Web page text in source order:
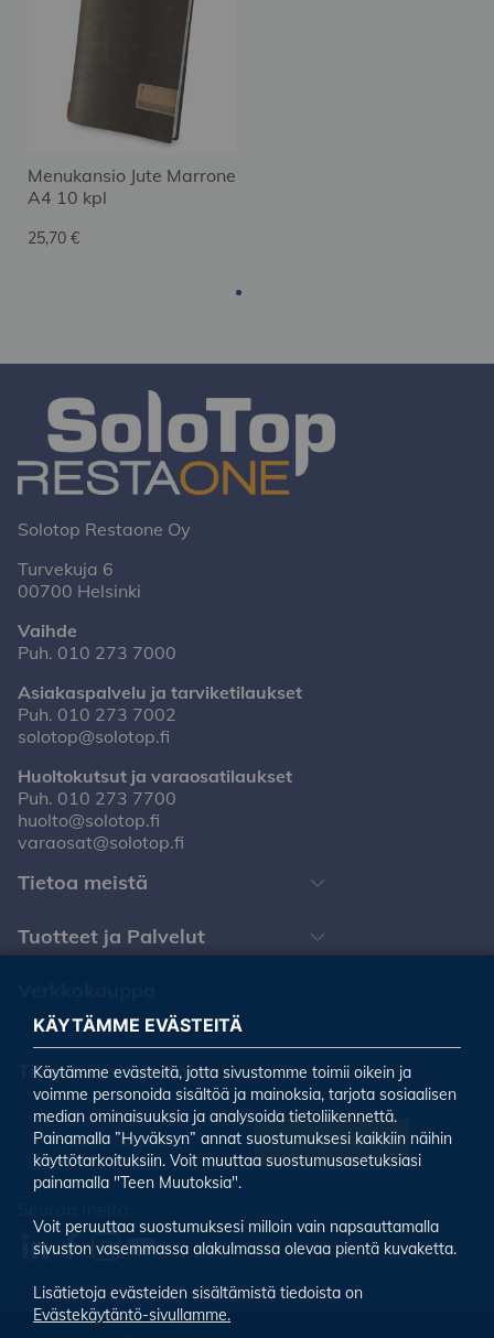
Menukansio Jute Marrone
A4 10 kpl
25,70 €
Solotop Restaone Oy
Turvekuja 6
00700 Helsinki
Vaihde
Puh. 010 273 7000
Asiakaspalvelu ja tarviketilaukset
Puh. 010 273 7002
solotop@solotop.fi
Huoltokutsut ja varaosatilaukset
Puh. 010 273 7700
huolto@solotop.fi
varaosat@solotop.fi
Tietoa meistä
Tuotteet ja Palvelut
Tilaa uutiskirjeemme
Tilaa uutiskirje
KÄYTÄMME EVÄSTEITÄ
Käytämme evästeitä, jotta sivustomme toimii oikein ja
voimme personoida sisältöä ja mainoksia, tarjota sosiaalisen
median ominaisuuksia ja analysoida tietoliikennettä.
Painamalla ”Hyväksyn” annat suostumuksesi kaikkiin näihin
käyttötarkoituksiin. Voit muuttaa suostumusasetuksiasi
painamalla "Teen Muutoksia".
Voit peruuttaa suostumuksesi milloin vain napsauttamalla
sivuston vasemmassa alakulmassa olevaa pientä kuvaketta.
Lisätietoja evästeiden sisältämistä tiedoista on
Evästekäytäntö-sivullamme.